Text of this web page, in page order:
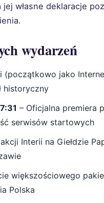
własne deklaracje
wydarzeń
(początkowo jako
historyczny
– Oficjalna premiera
serwisów startowych
Interii na Giełdzie
większościowego
Polska